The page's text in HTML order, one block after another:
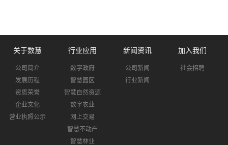
关于数慧
公司简介
发展历程
资质荣誉
企业文化
营业执照公示
行业应用
数字政府
智慧园区
智慧自然资源
数字农业
网上交易
智慧不动产
智慧林业
新闻资讯
公司新闻
行业新闻
加入我们
社会招聘